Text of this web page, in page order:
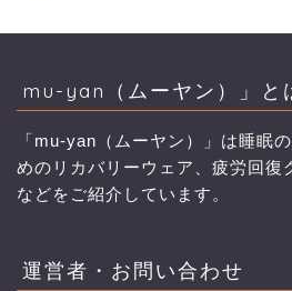
mu-yan（ムーヤン）」と
「mu-yan（ムーヤン）」は睡眠
めのリカバリーウェア、疲労回復
などをご紹介しています。
運営者・お問い合わせ